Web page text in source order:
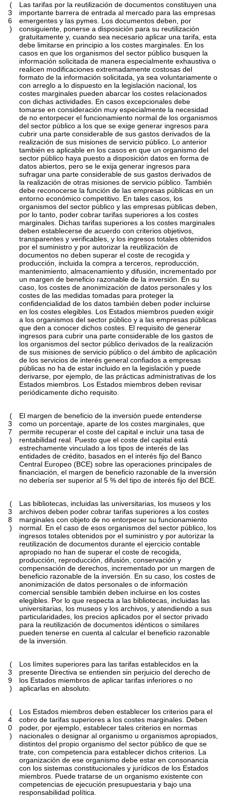
(
3
6
)
Las tarifas por la reutilización de documentos constituyen una
importante barrera de entrada al mercado para las empresas
emergentes y las pymes. Los documentos deben, por
consiguiente, ponerse a disposición para su reutilización
gratuitamente y, cuando sea necesario aplicar una tarifa, esta
debe limitarse en principio a los costes marginales. En los
casos en que los organismos del sector público busquen la
información solicitada de manera especialmente exhaustiva o
realicen modificaciones extremadamente costosas del
formato de la información solicitada, ya sea voluntariamente o
con arreglo a lo dispuesto en la legislación nacional, los
costes marginales pueden abarcar los costes relacionados
con dichas actividades. En casos excepcionales debe
tomarse en consideración muy especialmente la necesidad
de no entorpecer el funcionamiento normal de los organismos
del sector público a los que se exige generar ingresos para
cubrir una parte considerable de sus gastos derivados de la
realización de sus misiones de servicio público. Lo anterior
también es aplicable en los casos en que un organismo del
sector público haya puesto a disposición datos en forma de
datos abiertos, pero se le exija generar ingresos para
sufragar una parte considerable de sus gastos derivados de
la realización de otras misiones de servicio público. También
debe reconocerse la función de las empresas públicas en un
entorno económico competitivo. En tales casos, los
organismos del sector público y las empresas públicas deben,
por lo tanto, poder cobrar tarifas superiores a los costes
marginales. Dichas tarifas superiores a los costes marginales
deben establecerse de acuerdo con criterios objetivos,
transparentes y verificables, y los ingresos totales obtenidos
por el suministro y por autorizar la reutilización de
documentos no deben superar el coste de recogida y
producción, incluida la compra a terceros, reproducción,
mantenimiento, almacenamiento y difusión, incrementado por
un margen de beneficio razonable de la inversión. En su
caso, los costes de anonimización de datos personales y los
costes de las medidas tomadas para proteger la
confidencialidad de los datos también deben poder incluirse
en los costes elegibles. Los Estados miembros pueden exigir
a los organismos del sector público y a las empresas públicas
que den a conocer dichos costes. El requisito de generar
ingresos para cubrir una parte considerable de los gastos de
los organismos del sector público derivados de la realización
de sus misiones de servicio público o del ámbito de aplicación
de los servicios de interés general confiados a empresas
públicas no ha de estar incluido en la legislación y puede
derivarse, por ejemplo, de las prácticas administrativas de los
Estados miembros. Los Estados miembros deben revisar
periódicamente dicho requisito.
(
3
7
)
El margen de beneficio de la inversión puede entenderse
como un porcentaje, aparte de los costes marginales, que
permite recuperar el coste del capital e incluir una tasa de
rentabilidad real. Puesto que el coste del capital está
estrechamente vinculado a los tipos de interés de las
entidades de crédito, basados en el interés fijo del Banco
Central Europeo (BCE) sobre las operaciones principales de
financiación, el margen de beneficio razonable de la inversión
no debería ser superior al 5 % del tipo de interés fijo del BCE.
(
3
8
)
Las bibliotecas, incluidas las universitarias, los museos y los
archivos deben poder cobrar tarifas superiores a los costes
marginales con objeto de no entorpecer su funcionamiento
normal. En el caso de esos organismos del sector público, los
ingresos totales obtenidos por el suministro y por autorizar la
reutilización de documentos durante el ejercicio contable
apropiado no han de superar el coste de recogida,
producción, reproducción, difusión, conservación y
compensación de derechos, incrementado por un margen de
beneficio razonable de la inversión. En su caso, los costes de
anonimización de datos personales o de información
comercial sensible también deben incluirse en los costes
elegibles. Por lo que respecta a las bibliotecas, incluidas las
universitarias, los museos y los archivos, y atendiendo a sus
particularidades, los precios aplicados por el sector privado
para la reutilización de documentos idénticos o similares
pueden tenerse en cuenta al calcular el beneficio razonable
de la inversión.
(
3
9
)
Los límites superiores para las tarifas establecidos en la
presente Directiva se entienden sin perjuicio del derecho de
los Estados miembros de aplicar tarifas inferiores o no
aplicarlas en absoluto.
(
4
0
)
Los Estados miembros deben establecer los criterios para el
cobro de tarifas superiores a los costes marginales. Deben
poder, por ejemplo, establecer tales criterios en normas
nacionales o designar al organismo u organismos apropiados,
distintos del propio organismo del sector público de que se
trate, con competencia para establecer dichos criterios. La
organización de ese organismo debe estar en consonancia
con los sistemas constitucionales y jurídicos de los Estados
miembros. Puede tratarse de un organismo existente con
competencias de ejecución presupuestaria y bajo una
responsabilidad política.